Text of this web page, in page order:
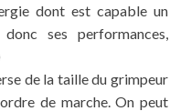
dont est capable un
ses performances,
de la taille du grimpeur
de marche. On peut